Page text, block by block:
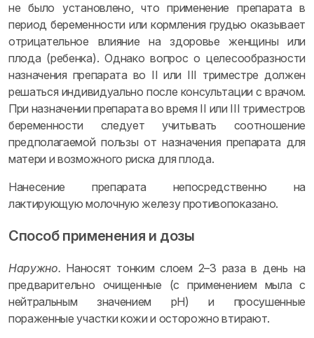
не было установлено, что применение препарата в
период беременности или кормления грудью оказывает
отрицательное влияние на здоровье женщины или
плода (ребенка). Однако вопрос о целесообразности
назначения препарата во II или III триместре должен
решаться индивидуально после консультации с врачом.
При назначении препарата во время II или III триместров
беременности следует учитывать соотношение
предполагаемой пользы от назначения препарата для
матери и возможного риска для плода.
Нанесение препарата непосредственно на
лактирующую молочную железу противопоказано.
Способ применения и дозы
Наружно. Наносят тонким слоем 2–3 раза в день на
предварительно очищенные (с применением мыла с
нейтральным значением pH) и просушенные
пораженные участки кожи и осторожно втирают.